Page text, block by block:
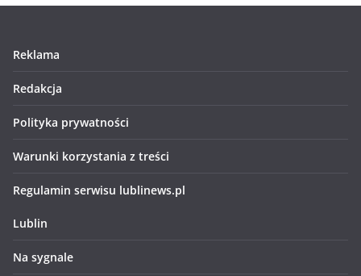
Reklama
Redakcja
Polityka prywatności
Warunki korzystania z treści
Regulamin serwisu lublinews.pl
Lublin
Na sygnale